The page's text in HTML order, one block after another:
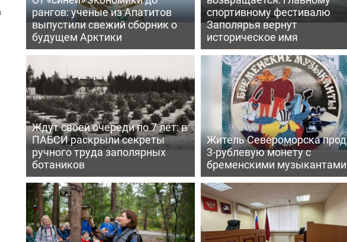
рангов: ученые из Апатитов
выпустили свежий сборник о
будущем Арктики
спортивному фестивалю
Заполярья вернут
историческое имя
Ждут своей очереди по 7 лет: в
ПАБСИ раскрыли секреты
ручного труда заполярных
ботаников
Житель Североморска
3-рублевую монету с
бременскими музыкантами